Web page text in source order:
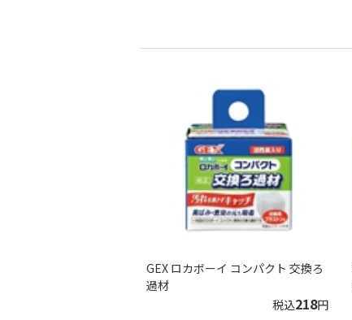
GEX ロカボーイ コンパクト 交換ろ
過材
税込218円